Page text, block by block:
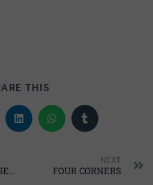
THIS
FAULKNER’S “DRY SEPTEMBER”: A TALE OF LYNCHING
NEXT
FOUR CORNERS